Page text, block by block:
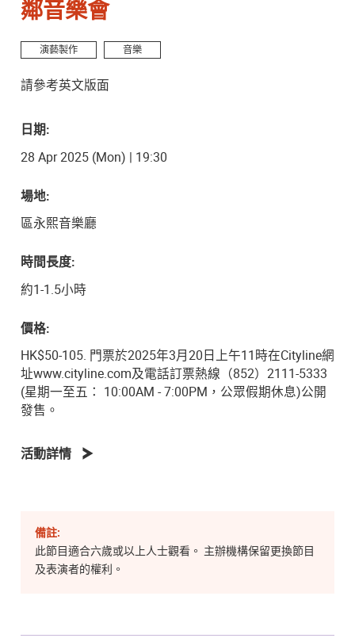
鄰音樂會
演藝製作 音樂
請參考英文版面
日期:
28 Apr 2025 (Mon) | 19:30
場地:
區永熙音樂廳
時間長度:
約1-1.5小時
價格:
HK$50-105. 門票於2025年3月20日上午11時在Cityline網
址www.cityline.com及電話訂票熱線（852）2111-5333
(星期一至五： 10:00AM - 7:00PM，公眾假期休息)公開
發售。
活動詳情
備註:
此節目適合六歲或以上人士觀看。 主辦機構保留更換節目
及表演者的權利。